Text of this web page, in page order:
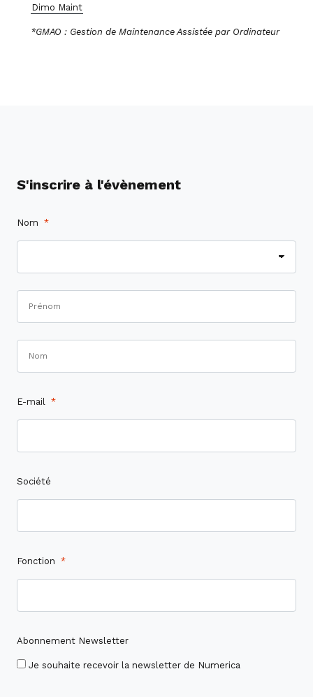
Dimo Maint
*GMAO : Gestion de Maintenance Assistée par Ordinateur
S'inscrire à l'évènement
Nom *
E-mail *
Société
Fonction *
Abonnement Newsletter
Je souhaite recevoir la newsletter de Numerica